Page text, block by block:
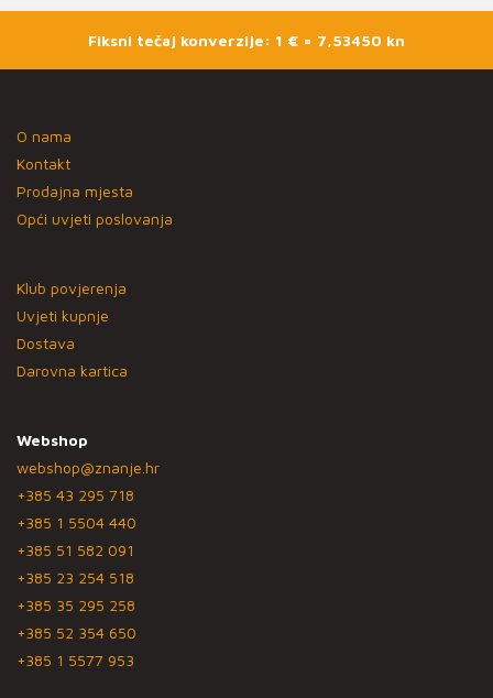
Fiksni tečaj konverzije: 1 € = 7,53450 kn
O nama
Kontakt
Prodajna mjesta
Opći uvjeti poslovanja
Klub povjerenja
Uvjeti kupnje
Dostava
Darovna kartica
Webshop
webshop@znanje.hr
+385 43 295 718
+385 1 5504 440
+385 51 582 091
+385 23 254 518
+385 35 295 258
+385 52 354 650
+385 1 5577 953